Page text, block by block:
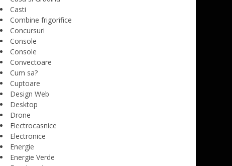
Casti
Combine frigorifice
Concursuri
Console
Console
Convectoare
Cum sa?
Cuptoare
Design Web
Desktop
Drone
Electrocasnice
Electronice
Energie
Energie Verde